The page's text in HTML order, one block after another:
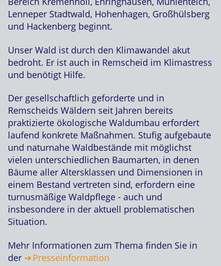
Lenneper Stadtwald, Hohenhagen, Großhülsberg
und Hackenberg beginnt.
Unser Wald ist durch den Klimawandel akut
bedroht. Er ist auch in Remscheid im Klimastress
und benötigt Hilfe.
Der gesellschaftlich geforderte und in
Remscheids Wäldern seit Jahren bereits
praktizierte ökologische Waldumbau erfordert
laufend konkrete Maßnahmen. Stufig aufgebaute
und naturnahe Waldbestände mit möglichst
vielen unterschiedlichen Baumarten, in denen
Bäume aller Altersklassen und Dimensionen in
einem Bestand vertreten sind, erfordern eine
turnusmäßige Waldpflege - auch und
insbesondere in der aktuell problematischen
Situation.
Mehr Informationen zum Thema finden Sie in
der
Presseinformation